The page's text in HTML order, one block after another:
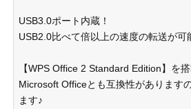
USB3.0ポート内蔵！
USB2.0比べて倍以上の速度の転送が可
【WPS Office 2 Standard Edition】を搭
Microsoft Officeとも互換性があります
ます♪